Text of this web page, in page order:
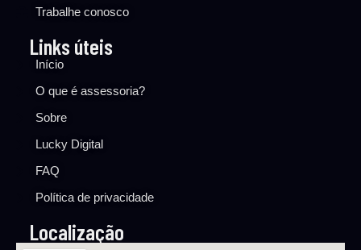
Trabalhe conosco
Links úteis
Início
O que é assessoria?
Sobre
Lucky Digital
FAQ
Política de privacidade
Localização